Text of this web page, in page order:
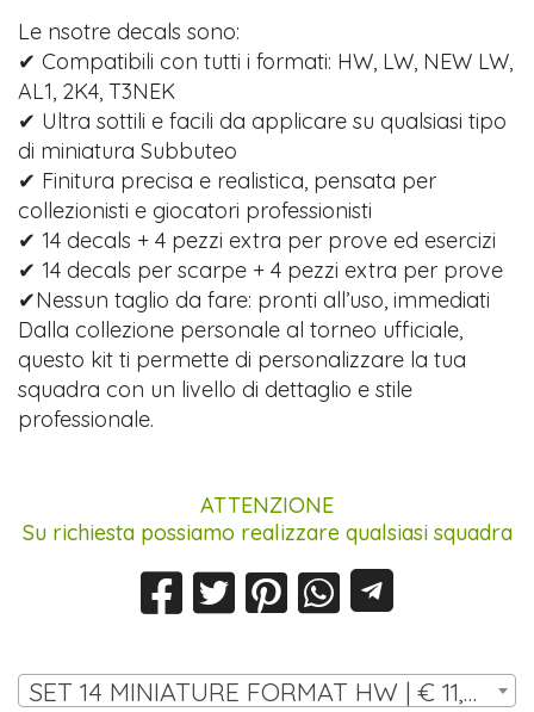
Le nsotre decals sono:
✔ Compatibili con tutti i formati: HW, LW, NEW LW,
AL1, 2K4, T3NEK
✔ Ultra sottili e facili da applicare su qualsiasi tipo
di miniatura Subbuteo
✔ Finitura precisa e realistica, pensata per
collezionisti e giocatori professionisti
✔ 14 decals + 4 pezzi extra per prove ed esercizi
✔ 14 decals per scarpe + 4 pezzi extra per prove
✔Nessun taglio da fare: pronti all’uso, immediati
Dalla collezione personale al torneo ufficiale,
questo kit ti permette di personalizzare la tua
squadra con un livello di dettaglio e stile
professionale.
ATTENZIONE
Su richiesta possiamo realizzare qualsiasi squadra
SET 14 MINIATURE FORMAT HW | € 11,00